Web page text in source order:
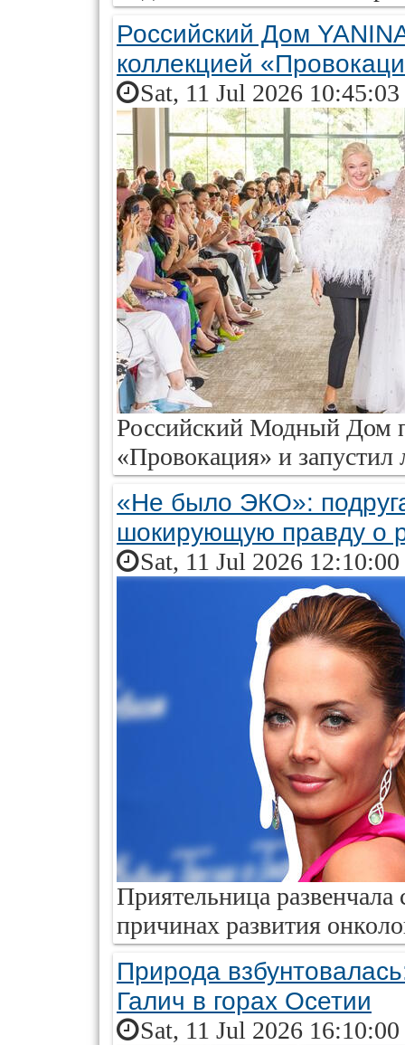
Российский Дом
коллекцией
Sat, 11 Jul 2026
Российский Модный Дом
«Провокация» и
«Не было ЭКО»:
шокирующую правду о
Sat, 11 Jul 2026
Приятельница
причинах развития
Природа
Галич в горах Осетии
Sat, 11 Jul 2026